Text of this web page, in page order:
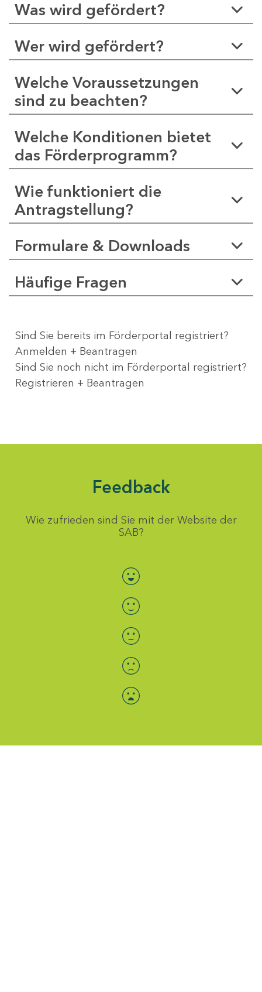
Was wird gefördert?
Wer wird gefördert?
Welche Voraussetzungen
sind zu beachten?
Welche Konditionen bietet
das Förderprogramm?
Wie funktioniert die
Antragstellung?
Formulare & Downloads
Häufige Fragen
Sind Sie bereits im Förderportal registriert?
Anmelden + Beantragen
Sind Sie noch nicht im Förderportal registriert?
Registrieren + Beantragen
Feedback
Wie zufrieden sind Sie mit der Website der
SAB?
Bewertung auswählen